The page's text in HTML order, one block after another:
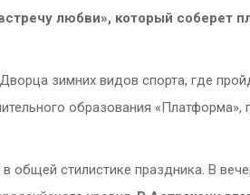
любви», который
зимних видов спорта, где
образования
стилистике праздника. В